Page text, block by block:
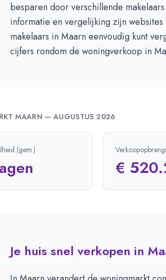
besparen door verschillende
informatie en vergelijking zijn websites
makelaars in Maarn eenvoudig kunt
cijfers rondom de woningverkoop in
MAARN —AUGUSTUS 2026
(gem.)
€
Je huis snel verkopen in